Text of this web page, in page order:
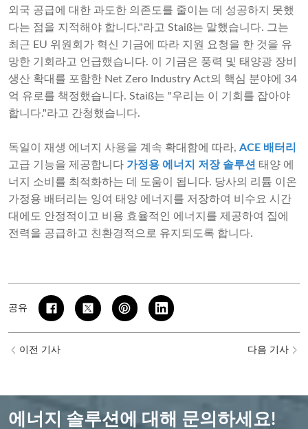
외국 공급에 대한 과도한 의존도를 줄이는 데 성공하지 못했
다는 점을 지적해야 합니다."라고 Staiß는 말했습니다. 그는
최근 EU 위원회가 혁신 기금에 따라 지원 요청을 한 것을 유
망한 기회라고 언급했습니다. 이 기금은 풍력 및 태양광 장비
생산 확대를 포함한 Net Zero Industry Act의 핵심 분야에 34
억 유로를 책정했습니다. Staiß는 "우리는 이 기회를 잡아야
합니다."라고 간청했습니다.
독일이 재생 에너지 사용을 계속 확대함에 따라, ACE 배터리
고급 기능을 제공합니다 가정용 에너지 저장 솔루션 태양 에
너지 소비를 최적화하는 데 도움이 됩니다. 당사의 리튬 이온
가정용 배터리는 잉여 태양 에너지를 저장하여 비수요 시간
대에도 안정적이고 비용 효율적인 에너지를 제공하여 집에
전력을 공급하고 친환경적으로 유지되도록 합니다.
공유
이전 기사 다음 기사
에너지 솔루션에 대해 문의하세요!